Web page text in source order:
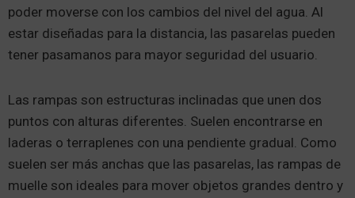
poder moverse con los cambios del nivel del agua. Al
estar diseñadas para la distancia, las pasarelas pueden
tener pasamanos para mayor seguridad del usuario.
Las rampas son estructuras inclinadas que unen dos
puntos con alturas diferentes. Suelen encontrarse en
laderas o terraplenes con una pendiente gradual. Como
suelen ser más anchas que las pasarelas, las rampas de
muelle son ideales para mover objetos grandes dentro y